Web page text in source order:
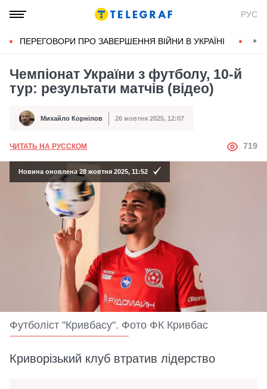
РУС
ПЕРЕГОВОРИ ПРО ЗАВЕРШЕННЯ ВІЙНИ В УКРАЇНІ
Чемпіонат України з футболу, 10-й
тур: результати матчів (відео)
Автор Михайло Корнілов
Дата публікації 26 жовтня 2025, 12:07
ЧИТАТЬ НА РУССКОМ АВТОР
719
Новина оновлена 28 жовтня 2025, 11:52
Футболіст "Кривбасу". Фото ФК Кривбас
Криворізький клуб втратив лідерство